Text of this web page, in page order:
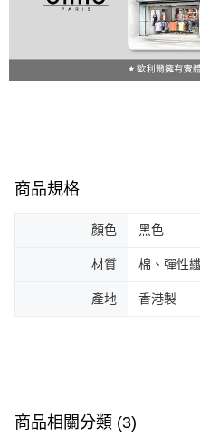
商品規格
顏色 黑色
材質 棉、彈性
產地 香港製
商品相關分類 (3)